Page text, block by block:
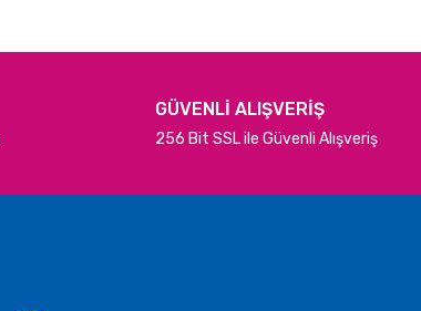
GÜVENLİ ALIŞVERİŞ
256 Bit SSL ile Güvenli Alışveriş